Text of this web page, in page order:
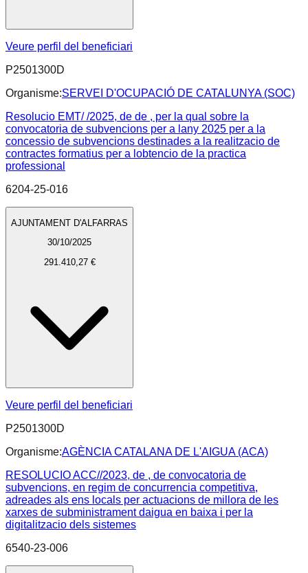
Veure perfil del beneficiari
P2501300D
Organisme:SERVEI D'OCUPACIÓ DE CATALUNYA (SOC)
Resolucio EMT/ /2025, de de , per la qual sobre la
convocatoria de subvencions per a lany 2025 per a la
concessio de subvencions destinades a la realitzacio de
contractes formatius per a lobtencio de la practica
professional
6204-25-016
AJUNTAMENT D'ALFARRAS
30/10/2025
291.410,27 €
Veure perfil del beneficiari
P2501300D
Organisme:AGÈNCIA CATALANA DE L'AIGUA (ACA)
RESOLUCIO ACC//2023, de , de convocatoria de
subvencions, en regim de concurrencia competitiva,
adreades als ens locals per actuacions de millora de les
xarxes de subministrament daigua en baixa i per la
digitalitzacio dels sistemes
6540-23-006